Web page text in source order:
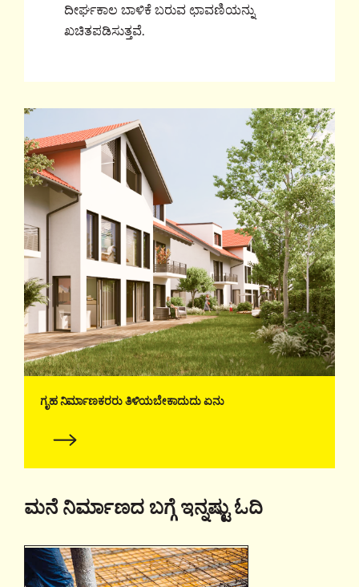
ದೀರ್ಘಕಾಲ ಬಾಳಿಕೆ ಬರುವ ಛಾವಣಿಯನ್ನು
ಖಚಿತಪಡಿಸುತ್ತವೆ.
ಗೃಹ ನಿರ್ಮಾಣಕರರು ತಿಳಿಯಬೇಕಾದುದು ಏನು
ಮನೆ ನಿರ್ಮಾಣದ ಬಗ್ಗೆ ಇನ್ನಷ್ಟು ಓದಿ